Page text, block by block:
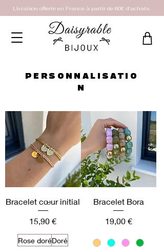
Livraison offerte en France à partir de 60€ d'achats.
PERSONNALISATIO
N
Bracelet cœur initial
Prix
15,90 €
Rose doréDoré
Bracelet Bora
Prix
19,00 €